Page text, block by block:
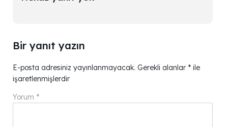
Bir yanıt yazın
E-posta adresiniz yayınlanmayacak. Gerekli alanlar * ile
işaretlenmişlerdir
Yorum *